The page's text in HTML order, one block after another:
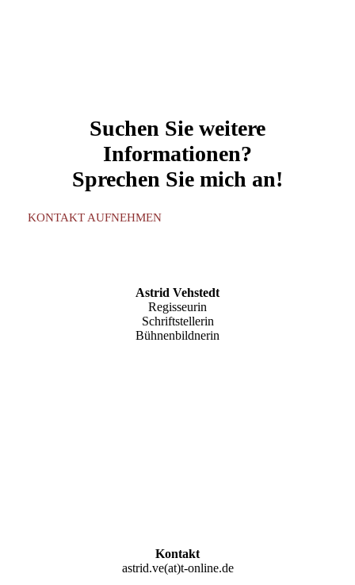
Suchen Sie weitere
Informationen?
Sprechen Sie mich an!
KONTAKT AUFNEHMEN
Astrid Vehstedt
Regisseurin
Schriftstellerin
Bühnenbildnerin
Kontakt
astrid.ve(at)t-online.de